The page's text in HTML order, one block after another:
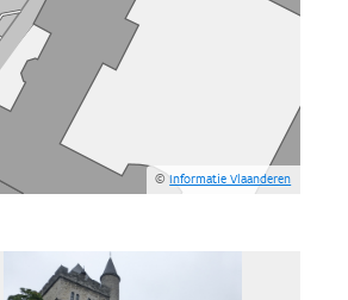
©Informatie Vlaanderen